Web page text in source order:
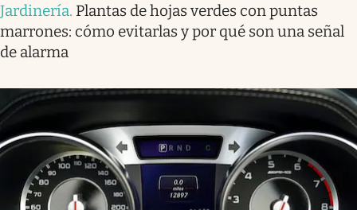
Jardinería. Plantas de hojas verdes con puntas
marrones: cómo evitarlas y por qué son una señal
de alarma